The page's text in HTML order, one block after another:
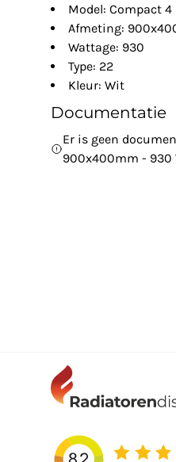
Model: Compact 4
Afmeting:
Wattage: 930
Type: 22
Kleur: Wit
Documentatie
Er is geen
900x400mm - 930